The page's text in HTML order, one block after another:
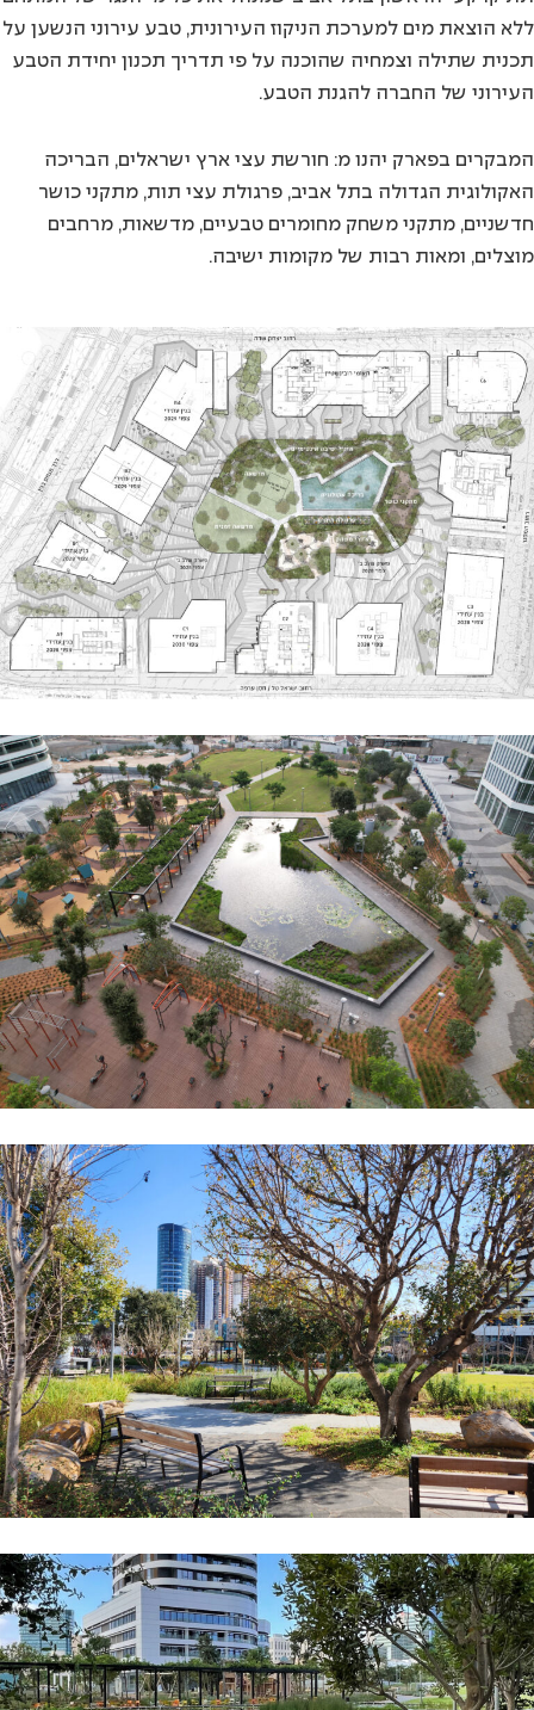
ללא הוצאת מים למערכת הניקוז העירונית, טבע עירוני הנשען על
תכנית שתילה וצמחיה שהוכנה על פי תדריך תכנון יחידת הטבע
העירוני של החברה להגנת הטבע.
המבקרים בפארק יהנו מ: חורשת עצי ארץ ישראלים, הבריכה
האקולוגית הגדולה בתל אביב, פרגולת עצי תות, מתקני כושר
חדשניים, מתקני משחק מחומרים טבעיים, מדשאות, מרחבים
מוצלים, ומאות רבות של מקומות ישיבה.